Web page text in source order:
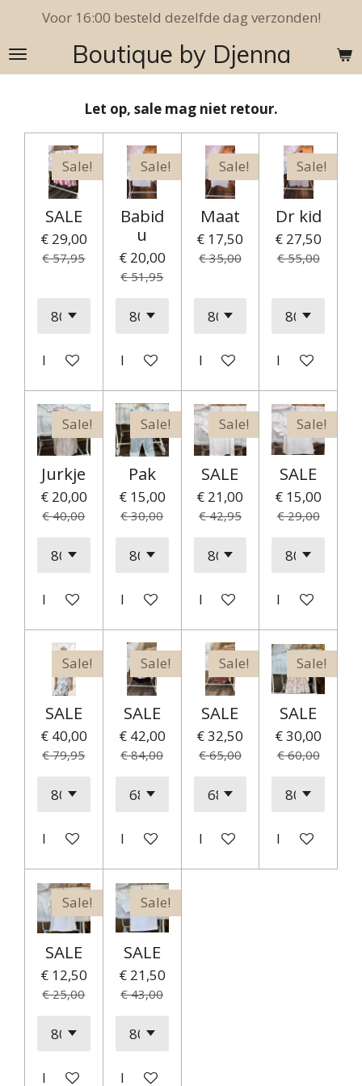
naar
de
Boutique by Djenna
Voor 16:00 besteld dezelfde dag verzonden!
Let op, sale mag niet retour.
Sale!
SALE
€ 29,00
€ 57,95
In winkelwagen
Sale!
Babid
u
€ 20,00
€ 51,95
In winkelwagen
Sale!
Maat
€ 17,50
€ 35,00
In winkelwagen
Sale!
Dr kid
€ 27,50
€ 55,00
In
Sale!
Jurkje
€ 20,00
€ 40,00
In winkelwagen
Sale!
Pak
€ 15,00
€ 30,00
In winkelwagen
Sale!
SALE
€ 21,00
€ 42,95
In winkelwagen
Sale!
SALE
€ 15,00
€ 29,00
In
Sale!
SALE
€ 40,00
€ 79,95
In winkelwagen
Sale!
SALE
€ 42,00
€ 84,00
In winkelwagen
Sale!
SALE
€ 32,50
€ 65,00
In winkelwagen
Sale!
SALE
€ 30,00
€ 60,00
In
Sale!
SALE
€ 12,50
€ 25,00
In winkelwagen
Sale!
SALE
€ 21,50
€ 43,00
In winkelwagen